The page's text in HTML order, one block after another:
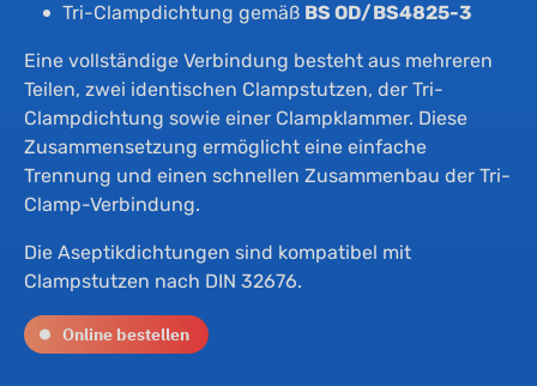
Tri-Clampdichtung gemäß BS OD/BS4825-3
Eine vollständige Verbindung besteht aus mehreren
Teilen, zwei identischen Clampstutzen, der Tri-
Clampdichtung sowie einer Clampklammer. Diese
Zusammensetzung ermöglicht eine einfache
Trennung und einen schnellen Zusammenbau der Tri-
Clamp-Verbindung.
Die Aseptikdichtungen sind kompatibel mit
Clampstutzen nach DIN 32676.
Online bestellen